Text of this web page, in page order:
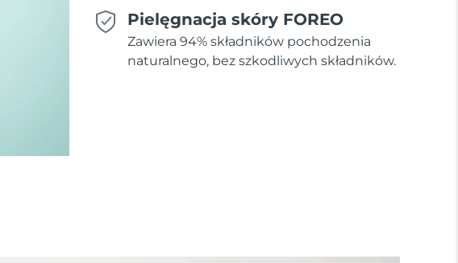
Pielęgnacja skóry FOREO
Zawiera 94% składników pochodzenia
naturalnego, bez szkodliwych składników.